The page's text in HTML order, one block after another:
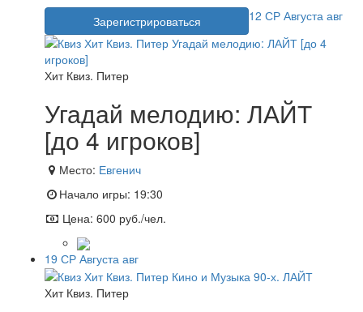
Зарегистрироваться
12 СР Августа авг
Хит Квиз. Питер
Угадай мелодию: ЛАЙТ
[до 4 игроков]
Место: Евгенич
Начало игры: 19:30
Цена: 600 руб./чел.
19 СР Августа авг
Хит Квиз. Питер